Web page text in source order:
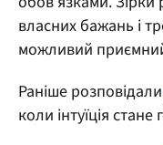
власних бажань і
можливий
Раніше
коли інтуїція